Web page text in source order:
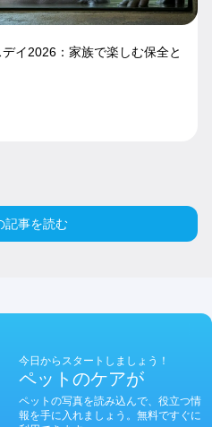
イ2026：家族で楽しむ保全と
記事を読む
今日からスタートしましょう！
ペットのケアが
ペットの写真を読み込んで、役立つ情
報を手に入れましょう。無料ですぐに